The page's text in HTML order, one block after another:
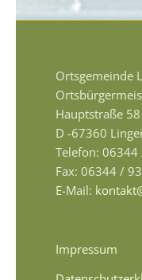
Ortsgemeinde
Hauptstraße 58
D -67360
Telefon:
Fax: 06344 /
E-Mail:
Impressum